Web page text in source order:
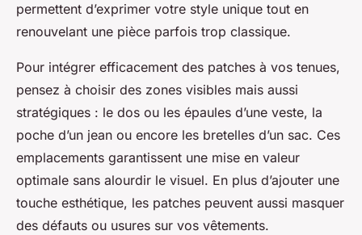
permettent d’exprimer votre style unique tout en
renouvelant une pièce parfois trop classique.
Pour intégrer efficacement des patches à vos tenues,
pensez à choisir des zones visibles mais aussi
stratégiques : le dos ou les épaules d’une veste, la
poche d’un jean ou encore les bretelles d’un sac. Ces
emplacements garantissent une mise en valeur
optimale sans alourdir le visuel. En plus d’ajouter une
touche esthétique, les patches peuvent aussi masquer
des défauts ou usures sur vos vêtements.